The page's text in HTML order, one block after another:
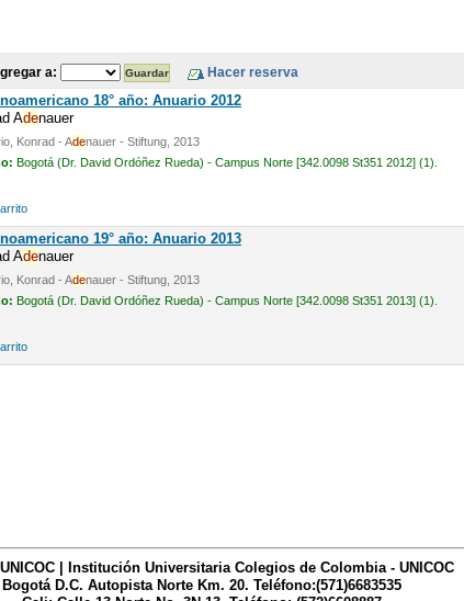
a:
18° año: Anuario 2012
Adenauer
Konrad - Adenauer - Stiftung, 2013
Bogotá (Dr. David Ordóñez Rueda) - Campus Norte [342.0098 St351 2012] (1).
19° año: Anuario 2013
Adenauer
Konrad - Adenauer - Stiftung, 2013
Bogotá (Dr. David Ordóñez Rueda) - Campus Norte [342.0098 St351 2013] (1).
| Institución Universitaria Colegios de Colombia - UNICOC
Bogotá D.C. Autopista Norte Km. 20. Teléfono:(571)6683535